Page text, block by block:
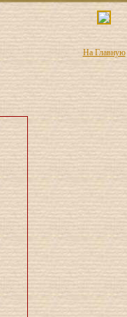
На Главную